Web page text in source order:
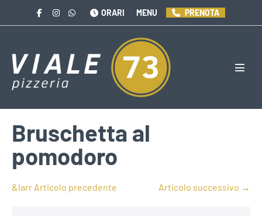
al
ORARI MENU PRENOTA
Bruschetta al
pomodoro
Navigazione
&larr Articolo precedente Articolo successivo →